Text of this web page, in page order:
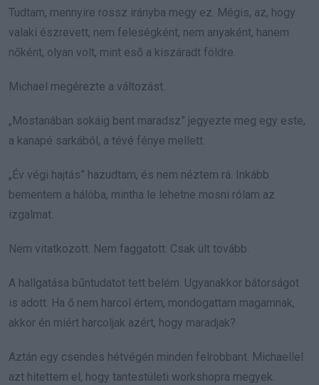
Tudtam, mennyire rossz irányba megy ez. Mégis, az, hogy
valaki észrevett, nem feleségként, nem anyaként, hanem
nőként, olyan volt, mint eső a kiszáradt földre.
Michael megérezte a változást.
„Mostanában sokáig bent maradsz” jegyezte meg egy este,
a kanapé sarkából, a tévé fénye mellett.
„Év végi hajtás” hazudtam, és nem néztem rá. Inkább
bementem a hálóba, mintha le lehetne mosni rólam az
izgalmat.
Nem vitatkozott. Nem faggatott. Csak ült tovább.
A hallgatása bűntudatot tett belém. Ugyanakkor bátorságot
is adott. Ha ő nem harcol értem, mondogattam magamnak,
akkor én miért harcoljak azért, hogy maradjak?
Aztán egy csendes hétvégén minden felrobbant. Michaellel
azt hitettem el, hogy tantestületi workshopra megyek.